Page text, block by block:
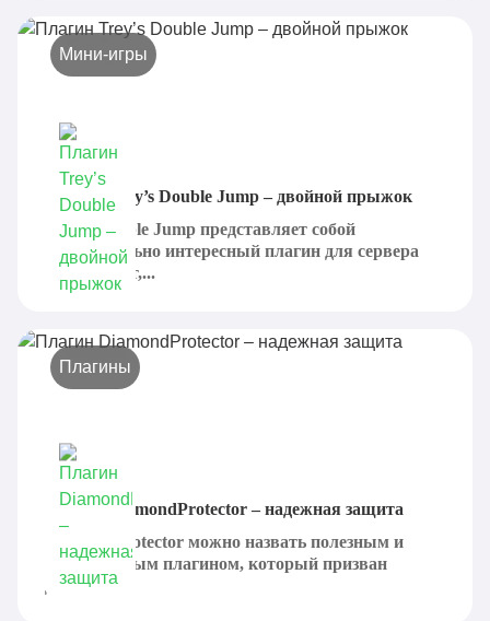
Мини-игры
Плагин Trey’s Double Jump – двойной прыжок
Trey's Double Jump представляет собой
действительно интересный плагин для сервера
Майнкрафт,...
Плагины
Плагин DiamondProtector – надежная защита
DiamondProtector можно назвать полезным и
эффективным плагином, который призван
добавить...